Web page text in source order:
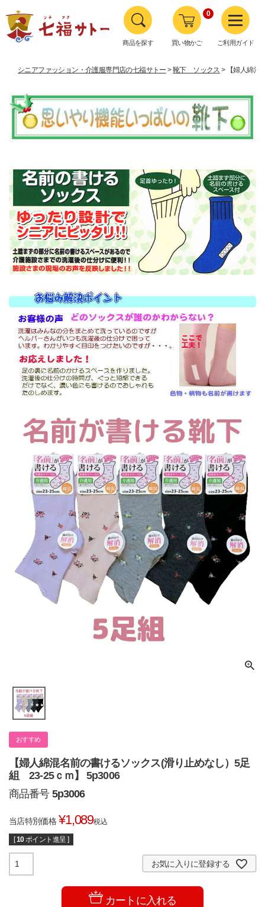
商品を探す 買い物かご
0
ご利用ガイド
シニアファッション・介護服専門店の七福サトー 靴下 ソックス 【婦人綿
おすすめ
【婦人綿混名前の書けるソックス(滑り止めなし）5足
組 23-25ｃｍ】 5p3006
商品番号 5p3006
当店特別価格 ¥1,089税込
[10 ポイント進呈 ]
お気に入りに登録する
カートに入れる